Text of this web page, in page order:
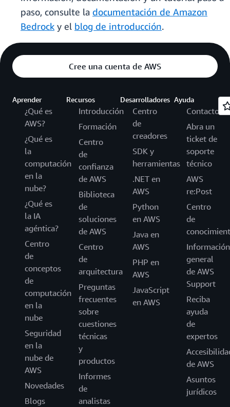
paso, consulte la documentación de Amazon
Bedrock y el blog de introducción.
Cree una cuenta de AWS
Aprender
¿Qué es
AWS?
¿Qué es
la
computación
en la
nube?
¿Qué es
la IA
agéntica?
Centro
de
conceptos
de
computación
en la
nube
Seguridad
en la
nube de
AWS
Novedades
Blogs
Recursos
Introducción
Formación
Centro
de
confianza
de AWS
Biblioteca
de
soluciones
de AWS
Centro
de
arquitectura
Preguntas
frecuentes
sobre
cuestiones
técnicas
y
productos
Informes
de
analistas
Desarrolladores
Centro
de
creadores
SDK y
herramientas
.NET en
AWS
Python
en AWS
Java en
AWS
PHP en
AWS
JavaScript
en AWS
Ayuda
Contacto
Abra un
ticket de
soporte
técnico
AWS
re:Post
Centro
de
Información
general
de AWS
Support
Reciba
ayuda
de
expertos
de AWS
Asuntos
jurídicos